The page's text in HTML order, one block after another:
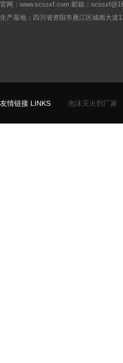
官网：www.scssxf.com 邮箱：
生产基地：四川省资阳市雁江区城南大道
友情链接 LINKS 泡沫灭火剂厂家